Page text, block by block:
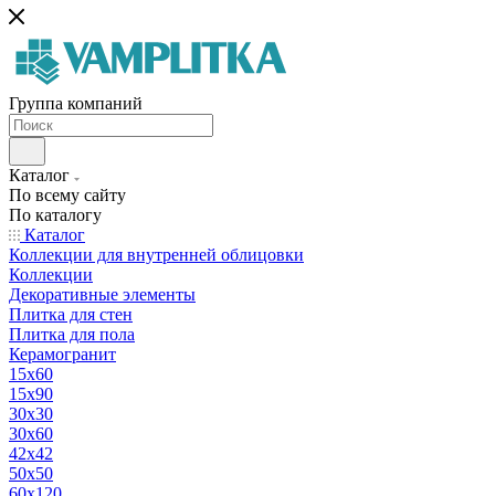
Группа компаний
Каталог
По всему сайту
По каталогу
Каталог
Коллекции для внутренней облицовки
Коллекции
Декоративные элементы
Плитка для стен
Плитка для пола
Керамогранит
15х60
15x90
30х30
30х60
42х42
50х50